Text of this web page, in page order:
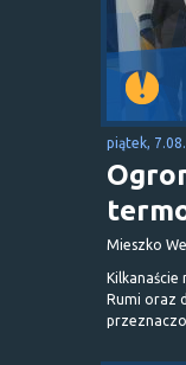
piątek,
Mieszko
Rumi oraz